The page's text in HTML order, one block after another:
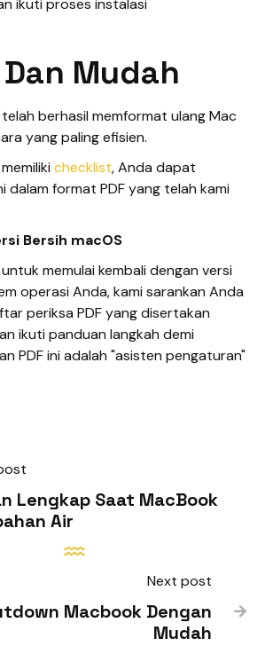
ikuti proses instalasi
Mudah
berhasil memformat ulang Mac
yang paling efisien.
checklist, Anda dapat
dalam format PDF yang telah kami
Bersih macOS
memulai kembali dengan versi
operasi Anda, kami sarankan Anda
periksa PDF yang disertakan
ikuti panduan langkah demi
PDF ini adalah "asisten pengaturan"
Lengkap Saat MacBook
Air
Next post
Macbook Dengan
Mudah
